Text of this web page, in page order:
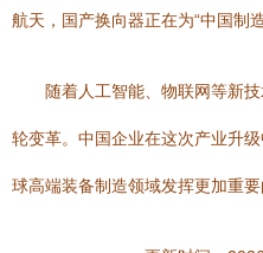
航天，国产换向器正在为“中国制
随着人工智能、物联网等新
轮变革。中国企业在这次产业升
球高端装备制造领域发挥更加重要